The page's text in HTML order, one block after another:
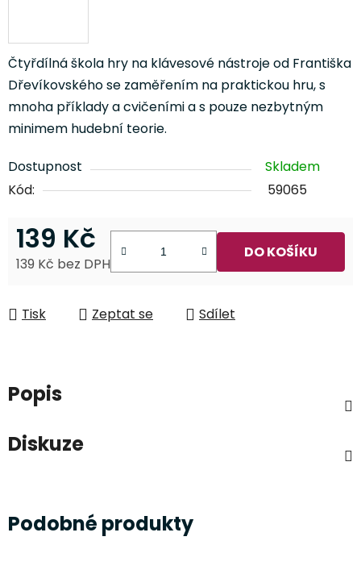
Čtyřdílná škola hry na klávesové nástroje od Františka
Dřevíkovského se zaměřením na praktickou hru, s
mnoha příklady a cvičeními a s pouze nezbytným
minimem hudební teorie.
Dostupnost
Skladem
Kód:
59065
139 Kč
139 Kč bez DPH
DO KOŠÍKU
Tisk Zeptat se Sdílet
Popis
Diskuze
Podobné produkty